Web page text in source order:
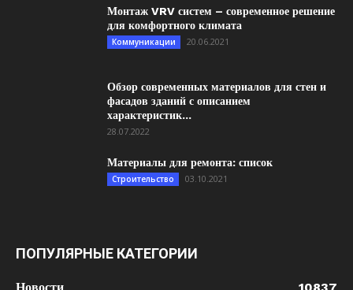
Монтаж VRV систем – современное решение
для комфортного климата
Коммуникации 20.06.2021
Обзор современных материалов для стен и
фасадов зданий с описанием
характеристик...
28.07.2022
Материалы для ремонта: список
Строительство 03.10.2021
ПОПУЛЯРНЫЕ КАТЕГОРИИ